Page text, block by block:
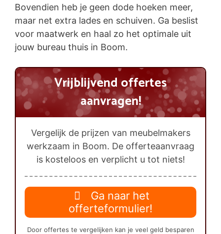
Bovendien heb je geen dode hoeken meer,
maar net extra lades en schuiven. Ga beslist
voor maatwerk en haal zo het optimale uit
jouw bureau thuis in Boom.
Vrijblijvend offertes
aanvragen!
Vergelijk de prijzen van meubelmakers
werkzaam in Boom. De offerteaanvraag
is kosteloos en verplicht u tot niets!
Ga naar het
offerteformulier!
Door offertes te vergelijken kan je veel geld besparen